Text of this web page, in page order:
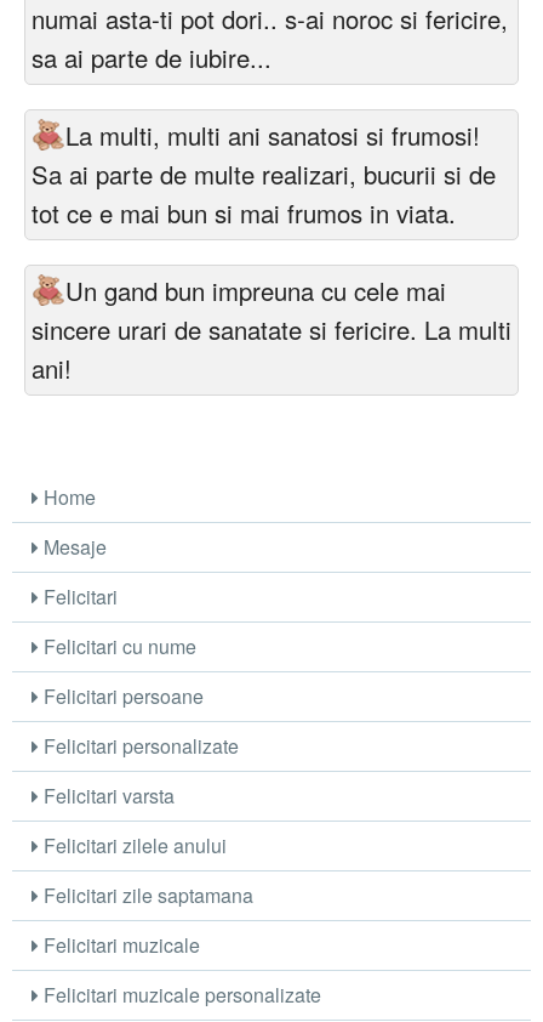
numai asta-ti pot dori.. s-ai noroc si fericire,
sa ai parte de iubire...
La multi, multi ani sanatosi si frumosi!
Sa ai parte de multe realizari, bucurii si de
tot ce e mai bun si mai frumos in viata.
Un gand bun impreuna cu cele mai
sincere urari de sanatate si fericire. La multi
ani!
Home
Mesaje
Felicitari
Felicitari cu nume
Felicitari persoane
Felicitari personalizate
Felicitari varsta
Felicitari zilele anului
Felicitari zile saptamana
Felicitari muzicale
Felicitari muzicale personalizate